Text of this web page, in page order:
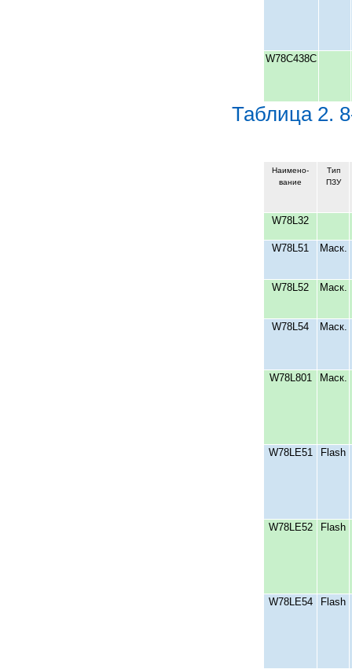
W78С438C
Таблица 2.
Наимено-
вание
Тип
ПЗУ
W78L32
W78L51 Маск.
W78L52 Маск.
W78L54 Маск.
W78L801 Маск.
W78LE51 Flash
W78LЕ52 Flash
W78LЕ54 Flash